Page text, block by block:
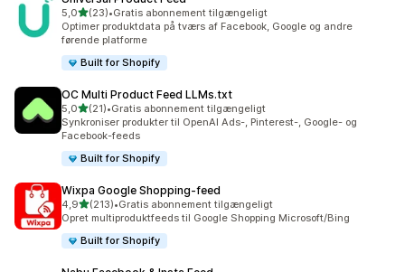
5,0ud af 5 stjerner
(23)
23 anmeldelser i alt
•Gratis abonnement tilgængeligt
Optimer produktdata på tværs af Facebook, Google og andre
førende platforme
Built for Shopify
OC Multi Product Feed LLMs.txt
5,0ud af 5 stjerner
(21)
21 anmeldelser i alt
•Gratis abonnement tilgængeligt
Synkroniser produkter til OpenAI Ads-, Pinterest-, Google- og
Facebook-feeds
Built for Shopify
Wixpa Google Shopping‑feed
4,9ud af 5 stjerner
(213)
213 anmeldelser i alt
•Gratis abonnement tilgængeligt
Opret multiproduktfeeds til Google Shopping Microsoft/Bing
Built for Shopify